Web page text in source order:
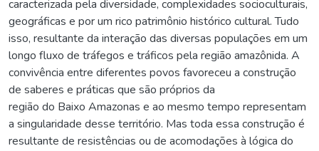
caracterizada pela diversidade, complexidades socioculturais,
geográficas e por um rico patrimônio histórico cultural. Tudo
isso, resultante da interação das diversas populações em um
longo fluxo de tráfegos e tráficos pela região amazônida. A
convivência entre diferentes povos favoreceu a construção
de saberes e práticas que são próprios da
região do Baixo Amazonas e ao mesmo tempo representam
a singularidade desse território. Mas toda essa construção é
resultante de resistências ou de acomodações à lógica do